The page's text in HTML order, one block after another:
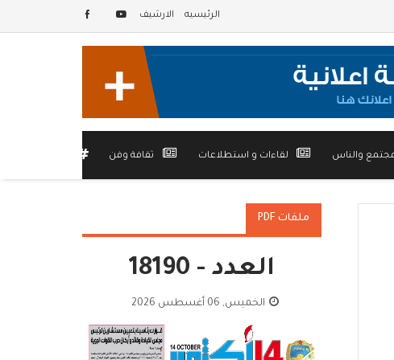
الرئيسيه الارشيف
والناس لقاءات و استطلاعات ثقافة وفن
ملفات PDF
العدد - 18190
الخميس, 06 أغسطس 2026